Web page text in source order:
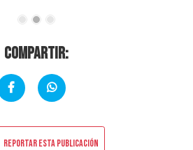
Compartir:
Reportar esta publicación